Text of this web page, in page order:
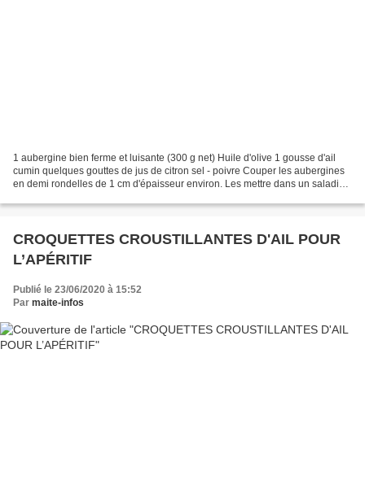
1 aubergine bien ferme et luisante (300 g net) Huile d'olive 1 gousse d'ail
cumin quelques gouttes de jus de citron sel - poivre Couper les aubergines
en demi rondelles de 1 cm d'épaisseur environ. Les mettre dans un saladier,
CROQUETTES CROUSTILLANTES D'AIL POUR
L’APÉRITIF
Publié le 23/06/2020 à 15:52
Par maite-infos